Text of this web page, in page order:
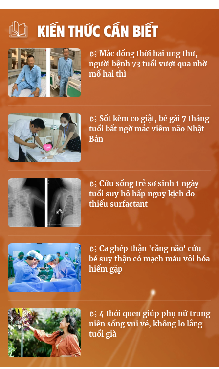
KIẾN THỨC CẦN BIẾT
Mắc đồng thời hai ung thư,
người bệnh 73 tuổi vượt qua nhờ
mổ hai thì
Sốt kèm co giật, bé gái 7 tháng
tuổi bất ngờ mắc viêm não Nhật
Bản
Cứu sống trẻ sơ sinh 1 ngày
tuổi suy hô hấp nguy kịch do
thiếu surfactant
Ca ghép thận 'căng não' cứu
bé suy thận có mạch máu vôi hóa
hiếm gặp
4 thói quen giúp phụ nữ trung
niên sống vui vẻ, không lo lắng
tuổi già